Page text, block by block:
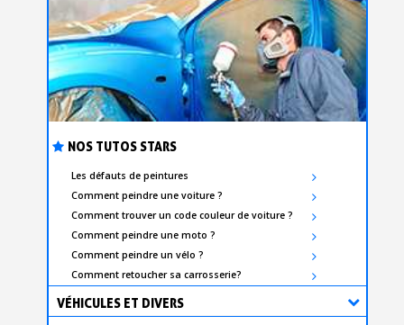
NOS TUTOS STARS
Les défauts de peintures
Comment peindre une voiture ?
Comment trouver un code couleur de voiture ?
Comment peindre une moto ?
Comment peindre un vélo ?
Comment retoucher sa carrosserie?
VÉHICULES ET DIVERS